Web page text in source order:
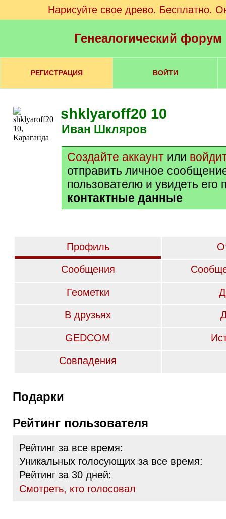
Нарисуйте свое древо. Бесплатно.
Генеалогический
РЕГИСТРАЦИЯ ВОЙТИ
shklyaroff20 10
Иван Шкляров
Создайте аккаунт или
отправить личное
пользователю и увидеть его
контактные данные
Профиль
Сообщения
Геометки
В друзьях
GEDCOM
Совпадения
Подарки
Рейтинг пользователя
Рейтинг за все время:
Уникальных голосующих за все время:
Рейтинг за 30 дней:
Cмотреть, кто голосовал